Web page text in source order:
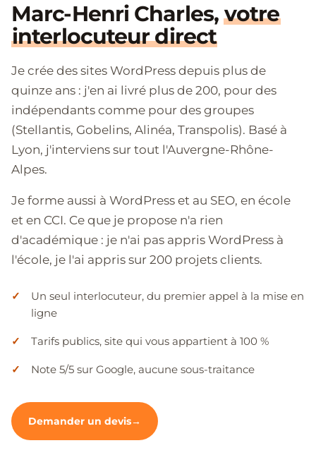
Marc-Henri Charles, votre
interlocuteur direct
Je crée des sites WordPress depuis plus de
quinze ans : j'en ai livré plus de 200, pour des
indépendants comme pour des groupes
(Stellantis, Gobelins, Alinéa, Transpolis). Basé à
Lyon, j'interviens sur tout l'Auvergne-Rhône-
Alpes.
Je forme aussi à WordPress et au SEO, en école
et en CCI. Ce que je propose n'a rien
d'académique : je n'ai pas appris WordPress à
l'école, je l'ai appris sur 200 projets clients.
Un seul interlocuteur, du premier appel à la mise en
ligne
Tarifs publics, site qui vous appartient à 100 %
Note 5/5 sur Google, aucune sous-traitance
Demander un devis